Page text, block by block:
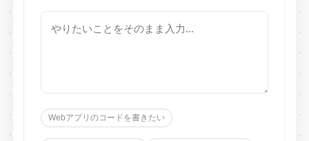
Webアプリのコードを書きたい